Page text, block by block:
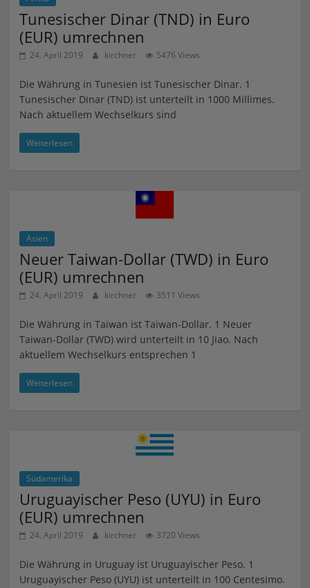
Tunesischer Dinar (TND) in Euro
(EUR) umrechnen
24. April 2019 kirchner 5476 Views
Die Währung in Tunesien ist Tunesischer Dinar. 1
Tunesischer Dinar (TND) ist unterteilt in 1000 Millimes.
Nach aktuellem Wechselkurs sind
Weiterlesen
Asien
Neuer Taiwan-Dollar (TWD) in Euro
(EUR) umrechnen
24. April 2019 kirchner 3511 Views
Die Währung in Taiwan ist Taiwan-Dollar. 1 Neuer
Taiwan-Dollar (TWD) wird unterteilt in 10 Jiao. Nach
aktuellem Wechselkurs entsprechen 1
Weiterlesen
Südamerika
Uruguayischer Peso (UYU) in Euro
(EUR) umrechnen
24. April 2019 kirchner 3720 Views
Die Währung in Uruguay ist Uruguayischer Peso. 1
Uruguayischer Peso (UYU) ist unterteilt in 100 Centesimo.